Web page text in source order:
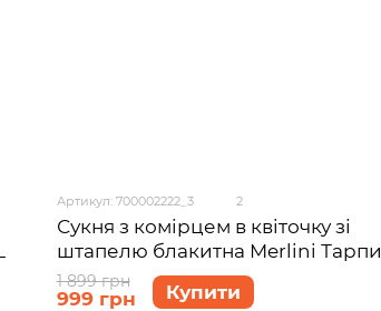
Артикул: 700002222_3 2
Сукня з комірцем в квіточку зі
штапелю блакитна Merlini Тарпи
700002222 розмір 2XL-3XL
1 899 грн
999 грн Купити